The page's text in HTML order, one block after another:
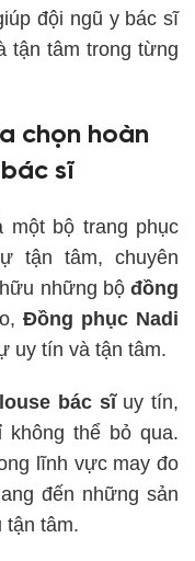
đội ngũ y bác sĩ
tận tâm trong từng
chọn hoàn
sĩ
bộ trang phục
tận tâm, chuyên
những bộ đồng
Đồng phục Nadi
uy tín và tận tâm.
bác sĩuy tín,
thể bỏ qua.
lĩnh vực may đo
đến những sản
tận tâm.